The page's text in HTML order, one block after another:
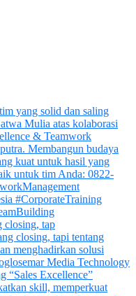
closing, tap